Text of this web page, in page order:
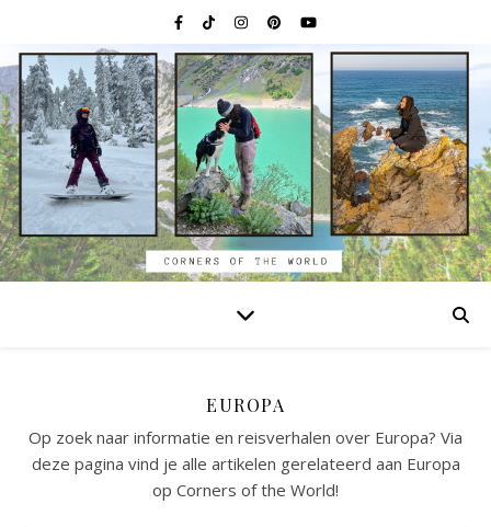
EUROPA
Op zoek naar informatie en reisverhalen over Europa? Via
deze pagina vind je alle artikelen gerelateerd aan Europa
op Corners of the World!